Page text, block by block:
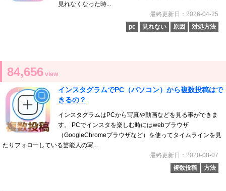
見れなくなった時...
最終更新日：2026-04-25
pc
見れない 原因 対処方法
84,656 view
インスタグラムでPC（パソコン）から複数投稿はで
きるの？
インスタグラムはPCから写真や動画などを見る事ができま
す。 PCでインスタを楽しむ時にはwebブラウザ
（GoogleChromeブラウザなど）を使ってタイムラインを見
たりフォローしている芸能人の写...
最終更新日：2020-08-07
複数投稿
方法